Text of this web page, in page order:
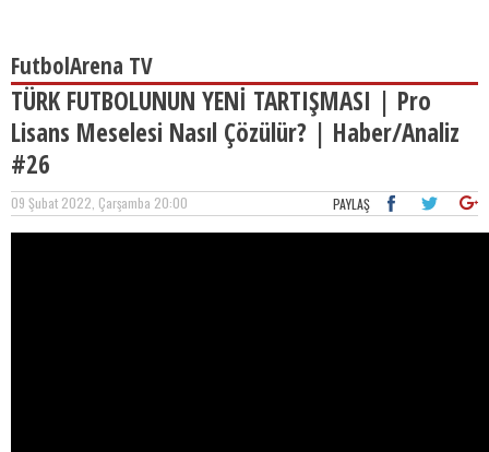
FutbolArena TV
TÜRK FUTBOLUNUN YENİ TARTIŞMASI | Pro
Lisans Meselesi Nasıl Çözülür? | Haber/Analiz
#26
09 Şubat 2022, Çarşamba 20:00 PAYLAŞ